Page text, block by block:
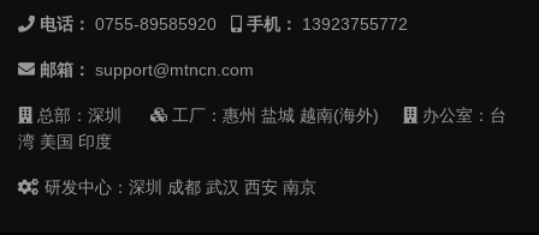
电话： 0755-89585920 手机： 13923755772
邮箱： support@mtncn.com
总部：深圳 工厂：惠州 盐城 越南(海外)
办公室：台
湾 美国 印度
研发中心：深圳 成都 武汉 西安 南京